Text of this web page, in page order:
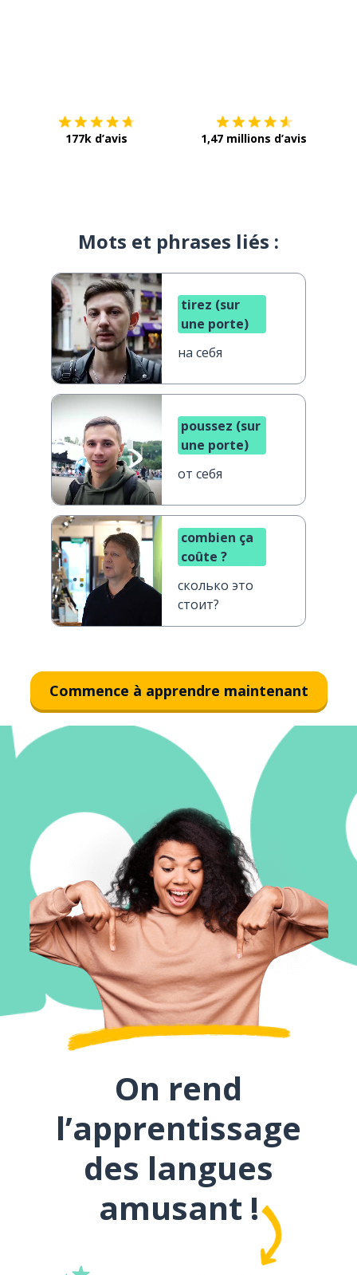
177k d’avis 1,47 millions d’avis
Mots et phrases liés :
tirez (sur
une porte)
на себя
poussez (sur
une porte)
от себя
combien ça
coûte ?
сколько это
стоит?
Commence à apprendre maintenant
On rend
l’apprentissage
des langues
amusant !